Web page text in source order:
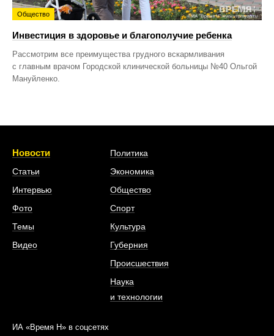
Общество
Инвестиция в здоровье и благополучие ребенка
Рассмотрим все преимущества грудного вскармливания
с главным врачом Городской клинической больницы №40 Ольгой
Мануйленко.
Новости
Статьи
Интервью
Фото
Темы
Видео
Политика
Экономика
Общество
Спорт
Культура
Губерния
Происшествия
Наука
и технологии
ИА «Время Н» в соцсетях